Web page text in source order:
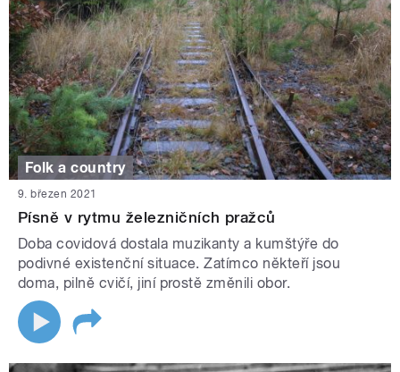
Folk a country
9. březen 2021
Písně v rytmu železničních pražců
Doba covidová dostala muzikanty a kumštýře do
podivné existenční situace. Zatímco někteří jsou
doma, pilně cvičí, jiní prostě změnili obor.